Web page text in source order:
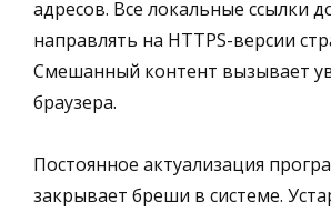
адресов. Все локальные ссылки
направлять на HTTPS-версии
Смешанный контент вызывает
браузера.
Постоянное актуализация
закрывает бреши в системе.